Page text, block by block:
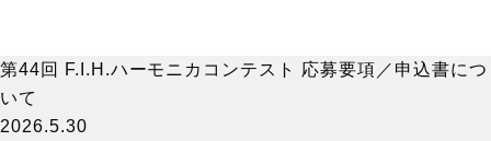
第44回 F.I.H.ハーモニカコンテスト 応募要項／申込書につ
いて
2026.5.30